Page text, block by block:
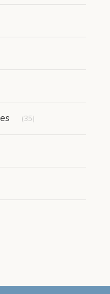
(35)